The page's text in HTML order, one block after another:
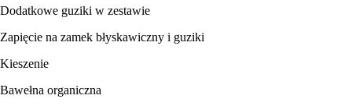
Dodatkowe guziki w zestawie
Zapięcie na zamek błyskawiczny i guziki
Kieszenie
Bawełna organiczna